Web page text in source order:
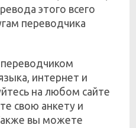
этого всего
переводчика
интернет и
на любом сайте
свою анкету и
вы можете